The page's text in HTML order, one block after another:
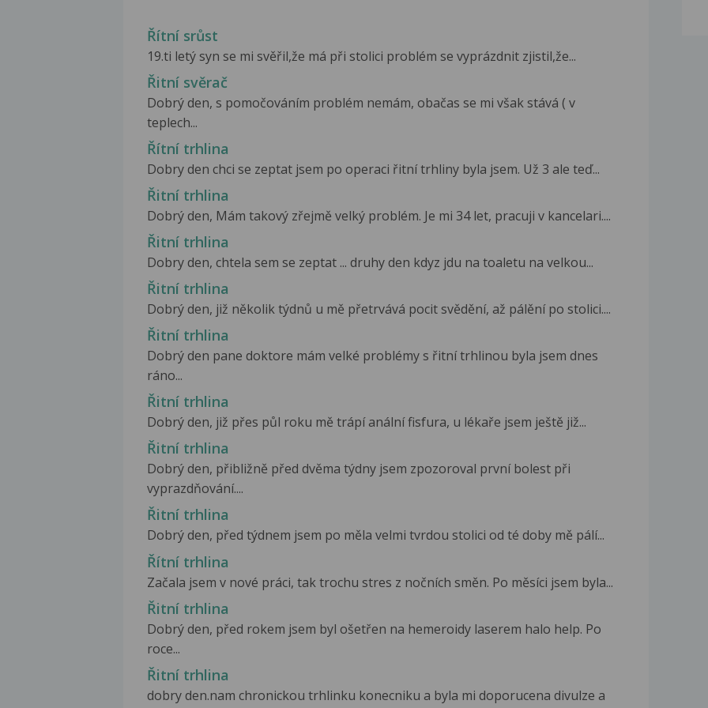
Řítní srůst
19.ti letý syn se mi svěřil,že má při stolici problém se vyprázdnit zjistil,že...
Řitní svěrač
Dobrý den, s pomočováním problém nemám, obačas se mi však stává ( v
teplech...
Řítní trhlina
Dobry den chci se zeptat jsem po operaci řitní trhliny byla jsem. Už 3 ale teď...
Řitní trhlina
Dobrý den, Mám takový zřejmě velký problém. Je mi 34 let, pracuji v kancelari....
Řitní trhlina
Dobry den, chtela sem se zeptat ... druhy den kdyz jdu na toaletu na velkou...
Řitní trhlina
Dobrý den, již několik týdnů u mě přetrvává pocit svědění, až pálění po stolici....
Řitní trhlina
Dobrý den pane doktore mám velké problémy s řitní trhlinou byla jsem dnes
ráno...
Řitní trhlina
Dobrý den, již přes půl roku mě trápí anální fisfura, u lékaře jsem ještě již...
Řitní trhlina
Dobrý den, přibližně před dvěma týdny jsem zpozoroval první bolest při
vyprazdňování....
Řitní trhlina
Dobrý den, před týdnem jsem po měla velmi tvrdou stolici od té doby mě pálí...
Řítní trhlina
Začala jsem v nové práci, tak trochu stres z nočních směn. Po měsíci jsem byla...
Řitní trhlina
Dobrý den, před rokem jsem byl ošetřen na hemeroidy laserem halo help. Po
roce...
Řitní trhlina
dobry den.nam chronickou trhlinku konecniku a byla mi doporucena divulze a